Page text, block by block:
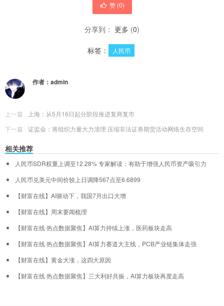
赞 (0)
分享到： 更多 (0)
标签： 人民币
作者： admin
上一篇
上海：从5月16日起分阶段推进复商复市
下一篇
证监会：将组织力量大力清理 压缩非法证券期货活动网络生存空间
相关推荐
人民币SDR权重上调至12.28% 专家解读：有助于增强人民币资产吸引力
人民币兑美元中间价较上日调降567点至6.6899
【财富在线】AI驱动下，我国7月出口大增
【财富在线】周末要闻梳理
【财富在线·热点数据聚焦】AI算力持续上涨，医药板块走高
【财富在线·热点数据聚焦】AI算力赛道大主线，PCB产业链集体走强
【财富在线】黄金大涨，这四大原因
【财富在线·热点数据聚焦】三大利好共振，AI算力板块再度走高